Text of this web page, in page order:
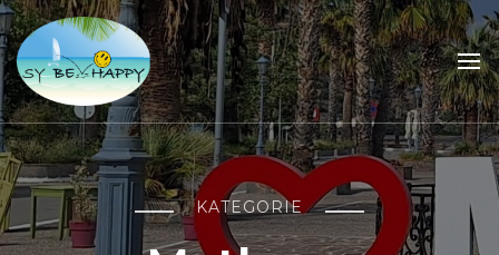
Sailing Be Happy
ein Traum wird wahr
KATEGORIE